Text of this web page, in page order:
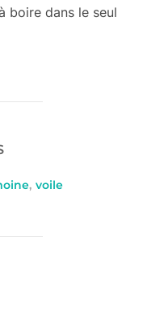
boire dans le seul
, voile